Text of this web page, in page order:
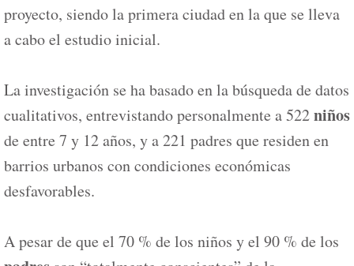
proyecto, siendo la primera ciudad en la que se lleva
a cabo el estudio inicial.
La investigación se ha basado en la búsqueda de datos
cualitativos, entrevistando personalmente a 522niños
de entre 7 y 12 años, y a 221 padres que residen en
barrios urbanos con condiciones económicas
desfavorables.
A pesar de que el 70 % de los niños y el 90 % de los